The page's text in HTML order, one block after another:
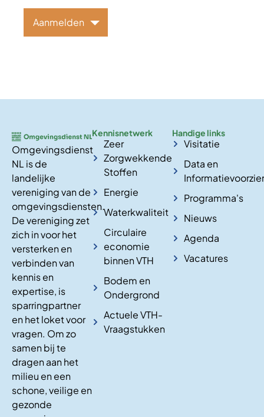
Aanmelden
Omgevingsdienst
NL is de
landelijke
vereniging van de
omgevingsdiensten.
De vereniging zet
zich in voor het
versterken en
verbinden van
kennis en
expertise, is
sparringpartner
en het loket voor
vragen. Om zo
samen bij te
dragen aan het
milieu en een
schone, veilige en
gezonde
Kennisnetwerk
Zeer
Zorgwekkende
Stoffen
Energie
Waterkwaliteit
Circulaire
economie
binnen VTH
Bodem en
Ondergrond
Actuele VTH-
Vraagstukken
Handige links
Visitatie
Data en
Programma's
Nieuws
Agenda
Vacatures